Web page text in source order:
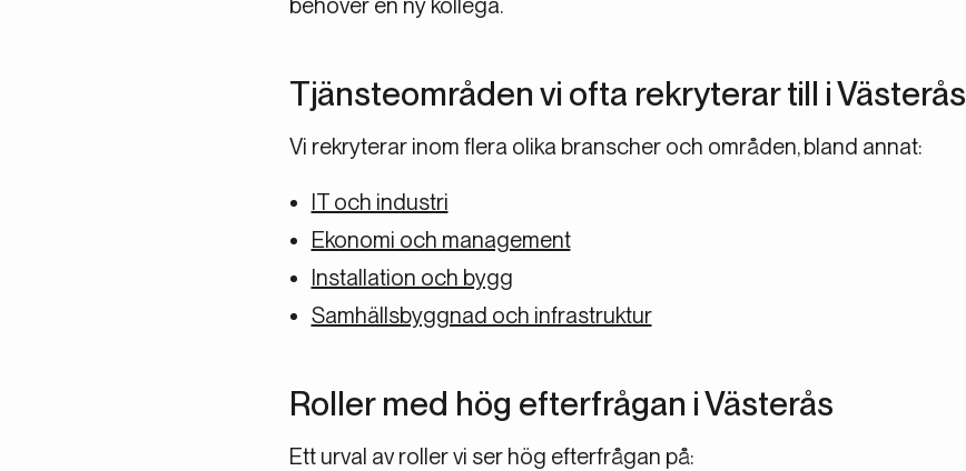
behöver en ny kollega.
Tjänsteområden vi ofta rekryterar till i Västerås
Vi rekryterar inom flera olika branscher och områden, bland annat:
IT och industri
Ekonomi och management
Installation och bygg
Samhällsbyggnad och infrastruktur
Roller med hög efterfrågan i Västerås
Ett urval av roller vi ser hög efterfrågan på: